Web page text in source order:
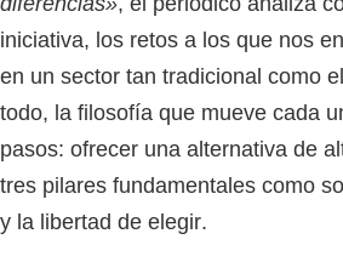
iniciativa, los retos a los que nos
en un sector tan tradicional como
todo, la filosofía que mueve cada
pasos: ofrecer una alternativa de
tres pilares fundamentales como
y la libertad de elegir.